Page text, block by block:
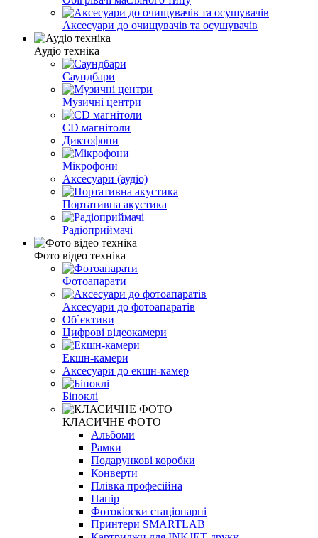
Аксесуари до очищувачів та осушувачів
Аудіо техніка
Саундбари
Музичні центри
CD магнітоли
Диктофони
Мікрофони
Аксесуари (аудіо)
Портативна акустика
Радіоприймачі
Фото відео техніка
Фотоапарати
Аксесуари до фотоапаратів
Об`єктиви
Цифрові відеокамери
Екшн-камери
Аксесуари до екшн-камер
Біноклі
КЛАСИЧНЕ ФОТО
Альбоми
Рамки
Подарункові коробки
Конверти
Плівка професійна
Папір
Фотокіоски стаціонарні
Принтери SMARTLAB